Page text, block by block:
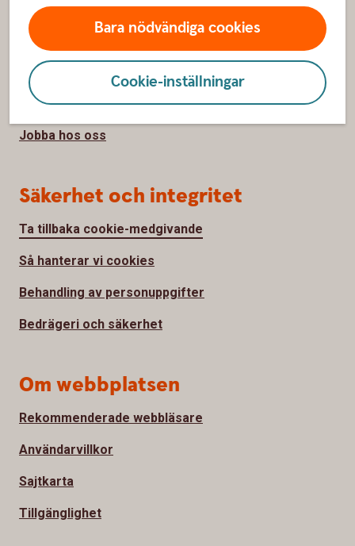
Bara nödvändiga cookies
Cookie-inställningar
Om Sörmlands Sparbank
Hållbarhet
Samhällsengagemang
Press
Jobba hos oss
Säkerhet och integritet
Ta tillbaka cookie-medgivande
Så hanterar vi cookies
Behandling av personuppgifter
Bedrägeri och säkerhet
Om webbplatsen
Rekommenderade webbläsare
Användarvillkor
Sajtkarta
Tillgänglighet